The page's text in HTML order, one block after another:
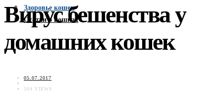
Здоровье кошек
Статьи о кошках
Вирус бешенства у
домашних кошек
05.07.2017
304 VIEWS